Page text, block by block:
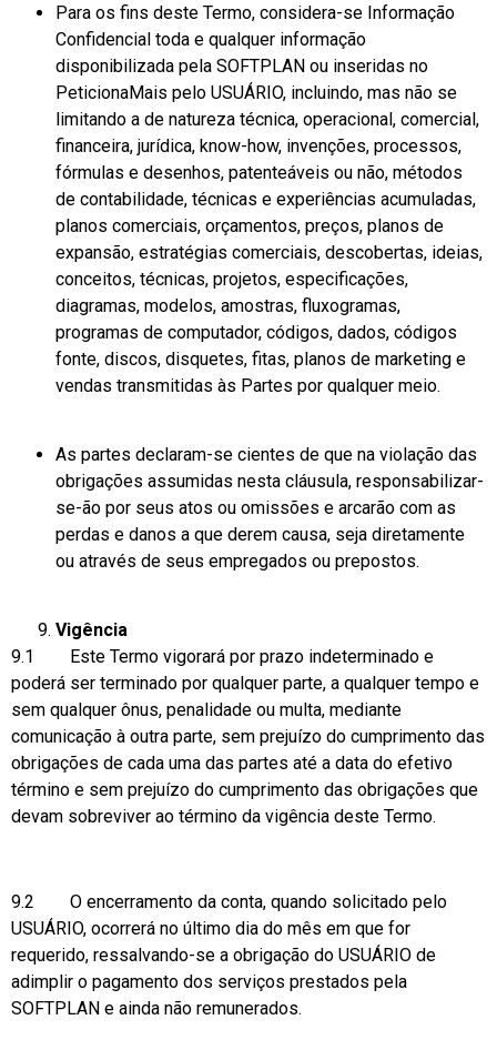
Para os fins deste Termo, considera-se Informação
Confidencial toda e qualquer informação
disponibilizada pela SOFTPLAN ou inseridas no
PeticionaMais pelo USUÁRIO, incluindo, mas não se
limitando a de natureza técnica, operacional, comercial,
financeira, jurídica, know-how, invenções, processos,
fórmulas e desenhos, patenteáveis ou não, métodos
de contabilidade, técnicas e experiências acumuladas,
planos comerciais, orçamentos, preços, planos de
expansão, estratégias comerciais, descobertas, ideias,
conceitos, técnicas, projetos, especificações,
diagramas, modelos, amostras, fluxogramas,
programas de computador, códigos, dados, códigos
fonte, discos, disquetes, fitas, planos de marketing e
vendas transmitidas às Partes por qualquer meio.
As partes declaram-se cientes de que na violação das
obrigações assumidas nesta cláusula, responsabilizar-
se-ão por seus atos ou omissões e arcarão com as
perdas e danos a que derem causa, seja diretamente
ou através de seus empregados ou prepostos.
Vigência
9.1 Este Termo vigorará por prazo indeterminado e
poderá ser terminado por qualquer parte, a qualquer tempo e
sem qualquer ônus, penalidade ou multa, mediante
comunicação à outra parte, sem prejuízo do cumprimento das
obrigações de cada uma das partes até a data do efetivo
término e sem prejuízo do cumprimento das obrigações que
devam sobreviver ao término da vigência deste Termo.
9.2 O encerramento da conta, quando solicitado pelo
USUÁRIO, ocorrerá no último dia do mês em que for
requerido, ressalvando-se a obrigação do USUÁRIO de
adimplir o pagamento dos serviços prestados pela
SOFTPLAN e ainda não remunerados.